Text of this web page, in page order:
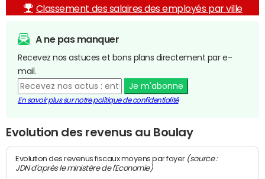
Classement des salaires des employés par ville
A ne pas manquer
Recevez nos astuces et bons plans directement par e-
mail.
Je m'abonne
En savoir plus sur notre politique de confidentialité
Evolution des revenus au Boulay
Evolution des revenus fiscaux moyens par foyer (source :
JDN d'après le ministère de l'Economie)